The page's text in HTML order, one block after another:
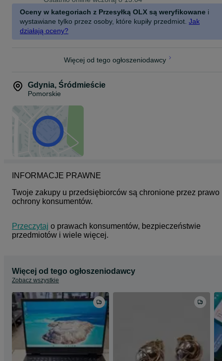
Oceny w kategoriach z Przesyłką OLX są weryfikowane i
wystawiane tylko przez osoby, które kupiły przedmiot. Jak
działają oceny?
Więcej od tego ogłoszeniodawcy
Gdynia, Śródmieście
Pomorskie
INFORMACJE PRAWNE
Twoje zakupy u przedsiębiorców są chronione przez prawo
ochrony konsumentów.
Przeczytaj o prawach konsumentów, bezpieczeństwie
przedmiotów i wiele więcej.
Więcej od tego ogłoszeniodawcy
Zobacz wszystkie